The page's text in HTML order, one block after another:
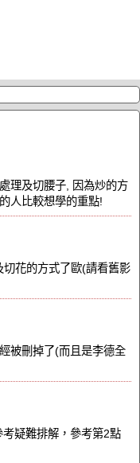
理及切腰子, 因為炒的方
人比較想學的重點!
花的方式了歐(請看舊影
被刪掉了(而且是李德全
疑難排解，參考第2點